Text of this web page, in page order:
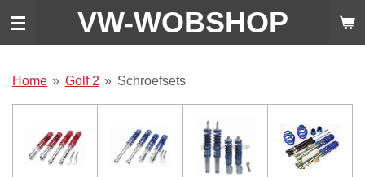
Ga
de
VW-WOBSHOP
Home » Golf 2 » Schroefsets